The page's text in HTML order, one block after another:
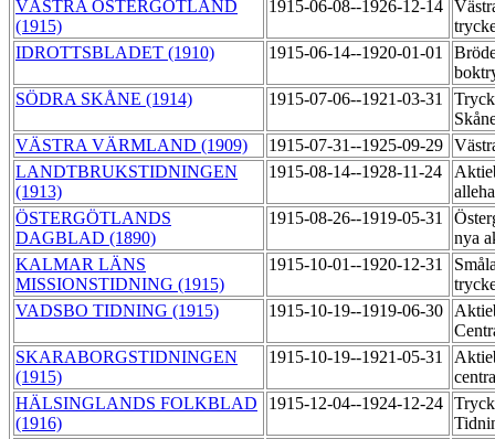
VÄSTRA ÖSTERGÖTLAND
(1915)
1915-06-08--1926-12-14
IDROTTSBLADET (1910)
1915-06-14--1920-01-01
SÖDRA SKÅNE (1914)
1915-07-06--1921-03-31
VÄSTRA VÄRMLAND (1909)
1915-07-31--1925-09-29
LANDTBRUKSTIDNINGEN
(1913)
1915-08-14--1928-11-24
ÖSTERGÖTLANDS
DAGBLAD (1890)
1915-08-26--1919-05-31
nya
KALMAR LÄNS
MISSIONSTIDNING (1915)
1915-10-01--1920-12-31
VADSBO TIDNING (1915)
1915-10-19--1919-06-30
SKARABORGSTIDNINGEN
(1915)
1915-10-19--1921-05-31
HÄLSINGLANDS FOLKBLAD
(1916)
1915-12-04--1924-12-24